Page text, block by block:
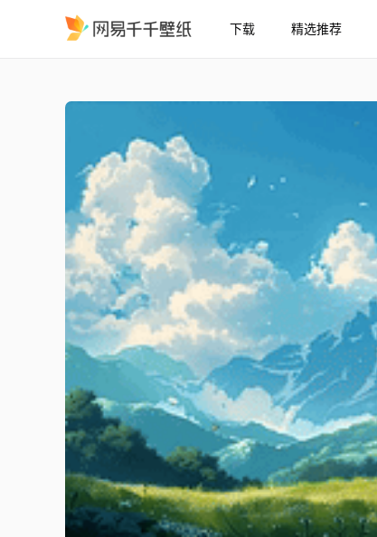
下载 精选推荐